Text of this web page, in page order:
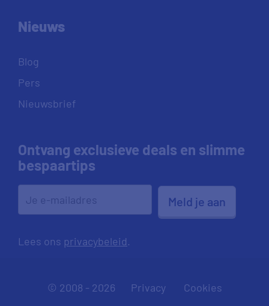
Nieuws
Blog
Pers
Nieuwsbrief
Ontvang exclusieve deals en slimme
bespaartips
Meld je aan
Lees ons privacybeleid.
© 2008 - 2026 Privacy
Cookies